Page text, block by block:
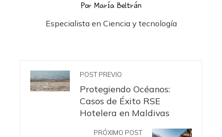
Por María Beltrán
Especialista en Ciencia y tecnología
POST PREVIO
Protegiendo Océanos:
Casos de Éxito RSE
Hotelera en Maldivas
PRÓXIMO POST